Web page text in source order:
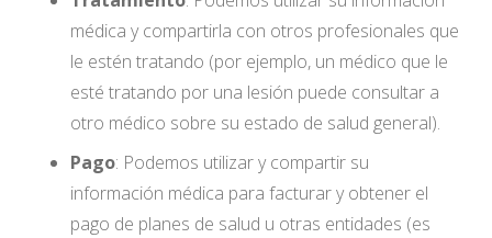
médica y compartirla con otros profesionales que
le estén tratando (por ejemplo, un médico que le
esté tratando por una lesión puede consultar a
otro médico sobre su estado de salud general).
Pago: Podemos utilizar y compartir su
información médica para facturar y obtener el
pago de planes de salud u otras entidades (es